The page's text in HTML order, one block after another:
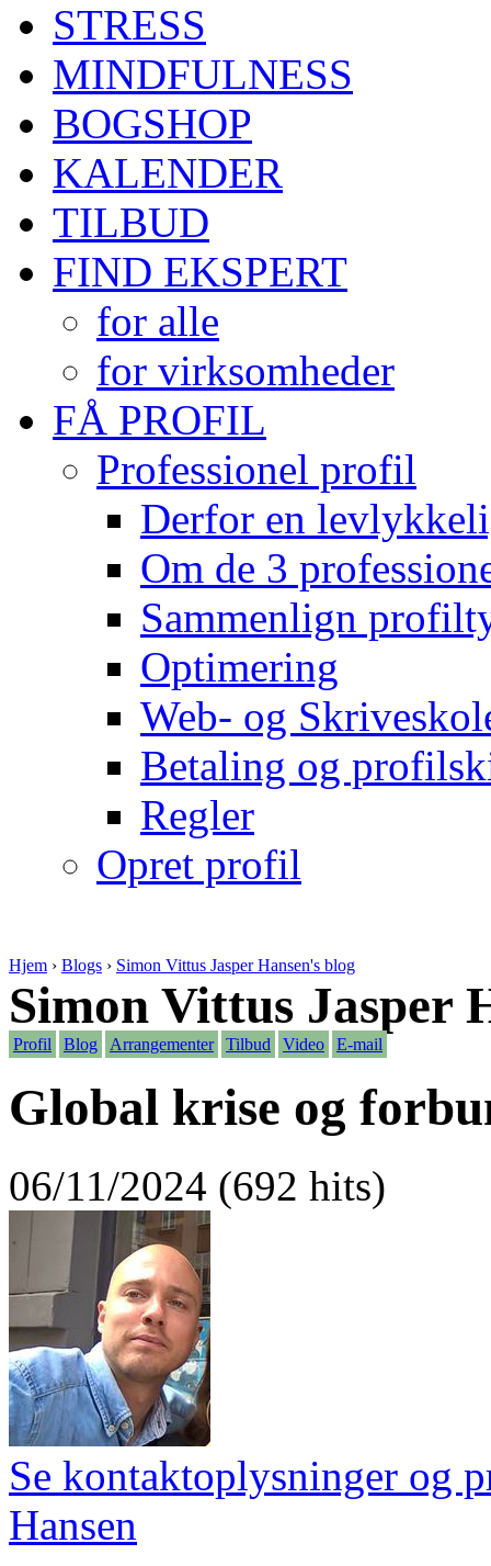
STRESS
MINDFULNESS
BOGSHOP
KALENDER
TILBUD
FIND EKSPERT
for alle
for virksomheder
FÅ PROFIL
Professionel profil
Derfor en
Om de 3
Sammenlign
Optimering
Web- og
Betaling og
Regler
Opret profil
Hjem › Blogs › Simon Vittus Jasper Hansen's blog
Simon Vittus Jasper
Profil Blog Arrangementer Tilbud Video E-mail
Global krise og
06/11/2024 (692 hits)
Se kontaktoplysninger og
Hansen